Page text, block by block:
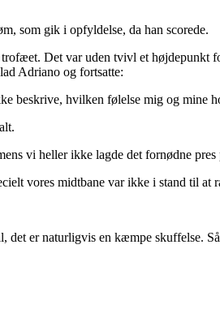
som gik i opfyldelse, da han scorede.
Det var uden tvivl et
Adriano og fortsatte:
beskrive, hvilken følelse mig og mine
vi heller ikke lagde det fornødne pres
vores midtbane var ikke i stand til
er naturligvis en kæmpe skuffelse.